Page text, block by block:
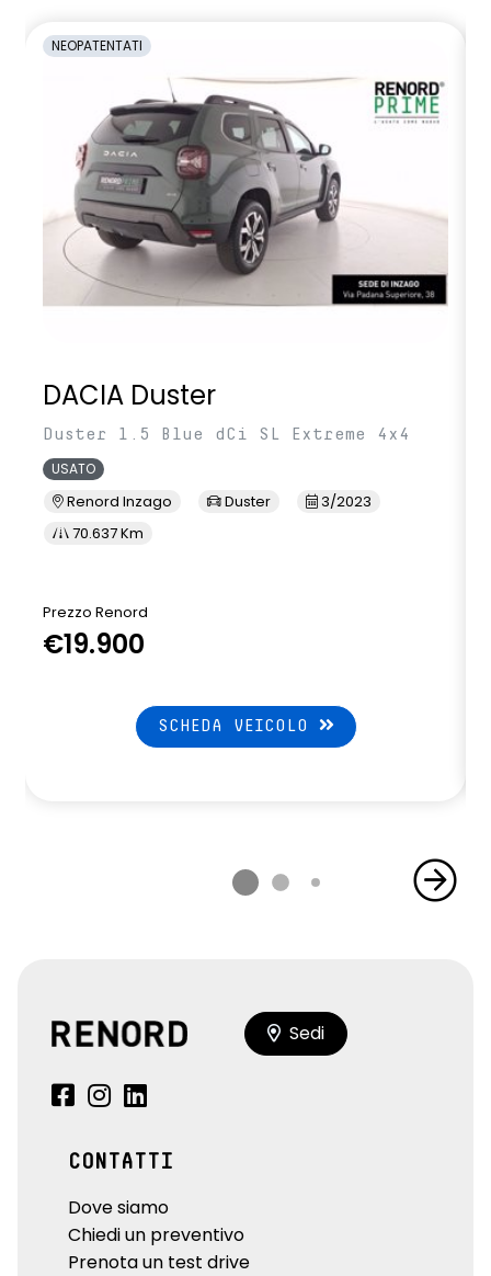
NEOPATENTATI
DACIA Duster
Duster 1.5 Blue dCi SL Extreme 4x4
USATO
Renord Inzago Duster
3/2023
70.637 Km
Prezzo Renord
€19.900
SCHEDA VEICOLO
Sedi
CONTATTI
Dove siamo
Chiedi un preventivo
Prenota un test drive